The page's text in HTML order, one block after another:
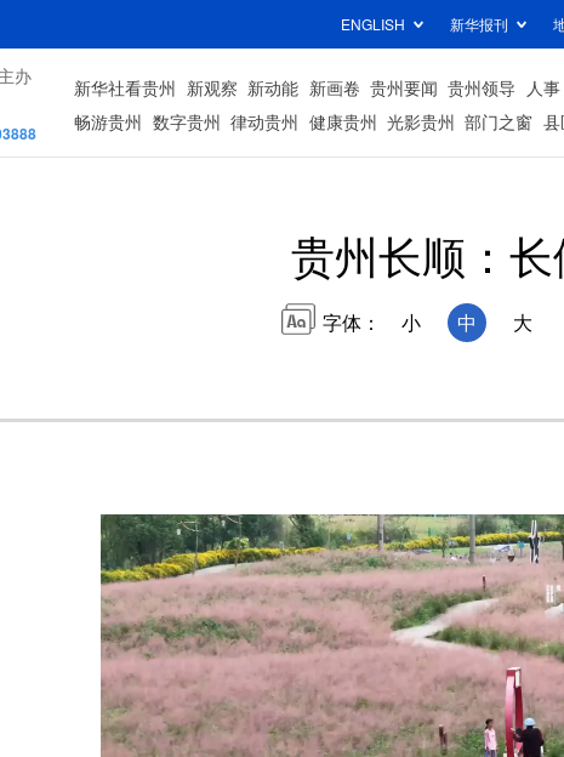
ENGLISH 新华报刊
办
新华社看贵州 新观察 新动能 新画卷 贵州要闻 贵州领导 人事
畅游贵州 数字贵州 律动贵州 健康贵州 光影贵州 部门之窗
贵州长顺：
字体： 小 中 大